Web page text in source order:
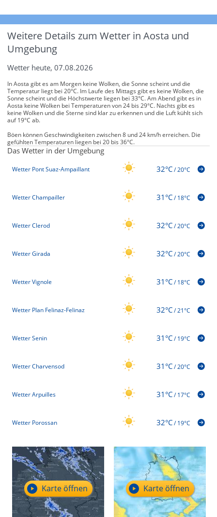
Weitere Details zum Wetter in Aosta und
Umgebung
Wetter heute, 07.08.2026
In Aosta gibt es am Morgen keine Wolken, die Sonne scheint und die
Temperatur liegt bei 20°C. Im Laufe des Mittags gibt es keine Wolken, die
Sonne scheint und die Höchstwerte liegen bei 33°C. Am Abend gibt es in
Aosta keine Wolken bei Temperaturen von 24 bis 29°C. Nachts gibt es
keine Wolken und die Sterne sind klar zu erkennen und die Luft kühlt sich
auf 19°C ab.
Böen können Geschwindigkeiten zwischen 8 und 24 km/h erreichen. Die
gefühlten Temperaturen liegen bei 20 bis 36°C.
Das Wetter in der Umgebung
Wetter Pont Suaz-Ampaillant 32°C/20°C
Wetter Champailler 31°C/18°C
Wetter Clerod 32°C/20°C
Wetter Girada 32°C/20°C
Wetter Vignole 31°C/18°C
Wetter Plan Felinaz-Felinaz 32°C/21°C
Wetter Senin 31°C/19°C
Wetter Charvensod 31°C/20°C
Wetter Arpuilles 31°C/17°C
Wetter Porossan 32°C/19°C
Karte öffnen Karte öffnen